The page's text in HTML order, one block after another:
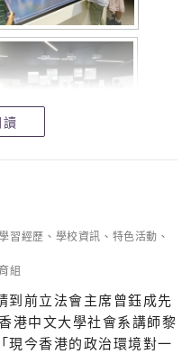
習經歷 、 學校資訊 、 特色活動 、
組
到前立法會主席曾鈺成先
港中文大學社會系講師黎
現今香港的政治環境對一